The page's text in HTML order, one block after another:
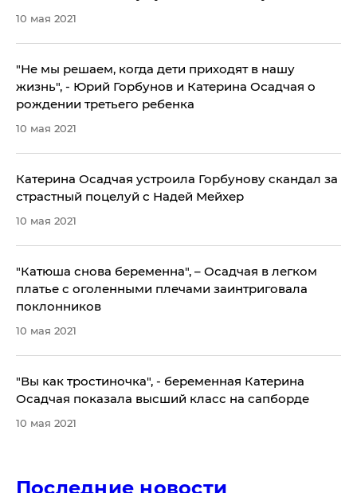
10 мая 2021
"Не мы решаем, когда дети приходят в нашу
жизнь", - Юрий Горбунов и Катерина Осадчая о
рождении третьего ребенка
10 мая 2021
Катерина Осадчая устроила Горбунову скандал за
страстный поцелуй с Надей Мейхер
10 мая 2021
"Катюша снова беременна", – Осадчая в легком
платье с оголенными плечами заинтриговала
поклонников
10 мая 2021
"Вы как тростиночка", - беременная Катерина
Осадчая показала высший класс на сапборде
10 мая 2021
Последние новости